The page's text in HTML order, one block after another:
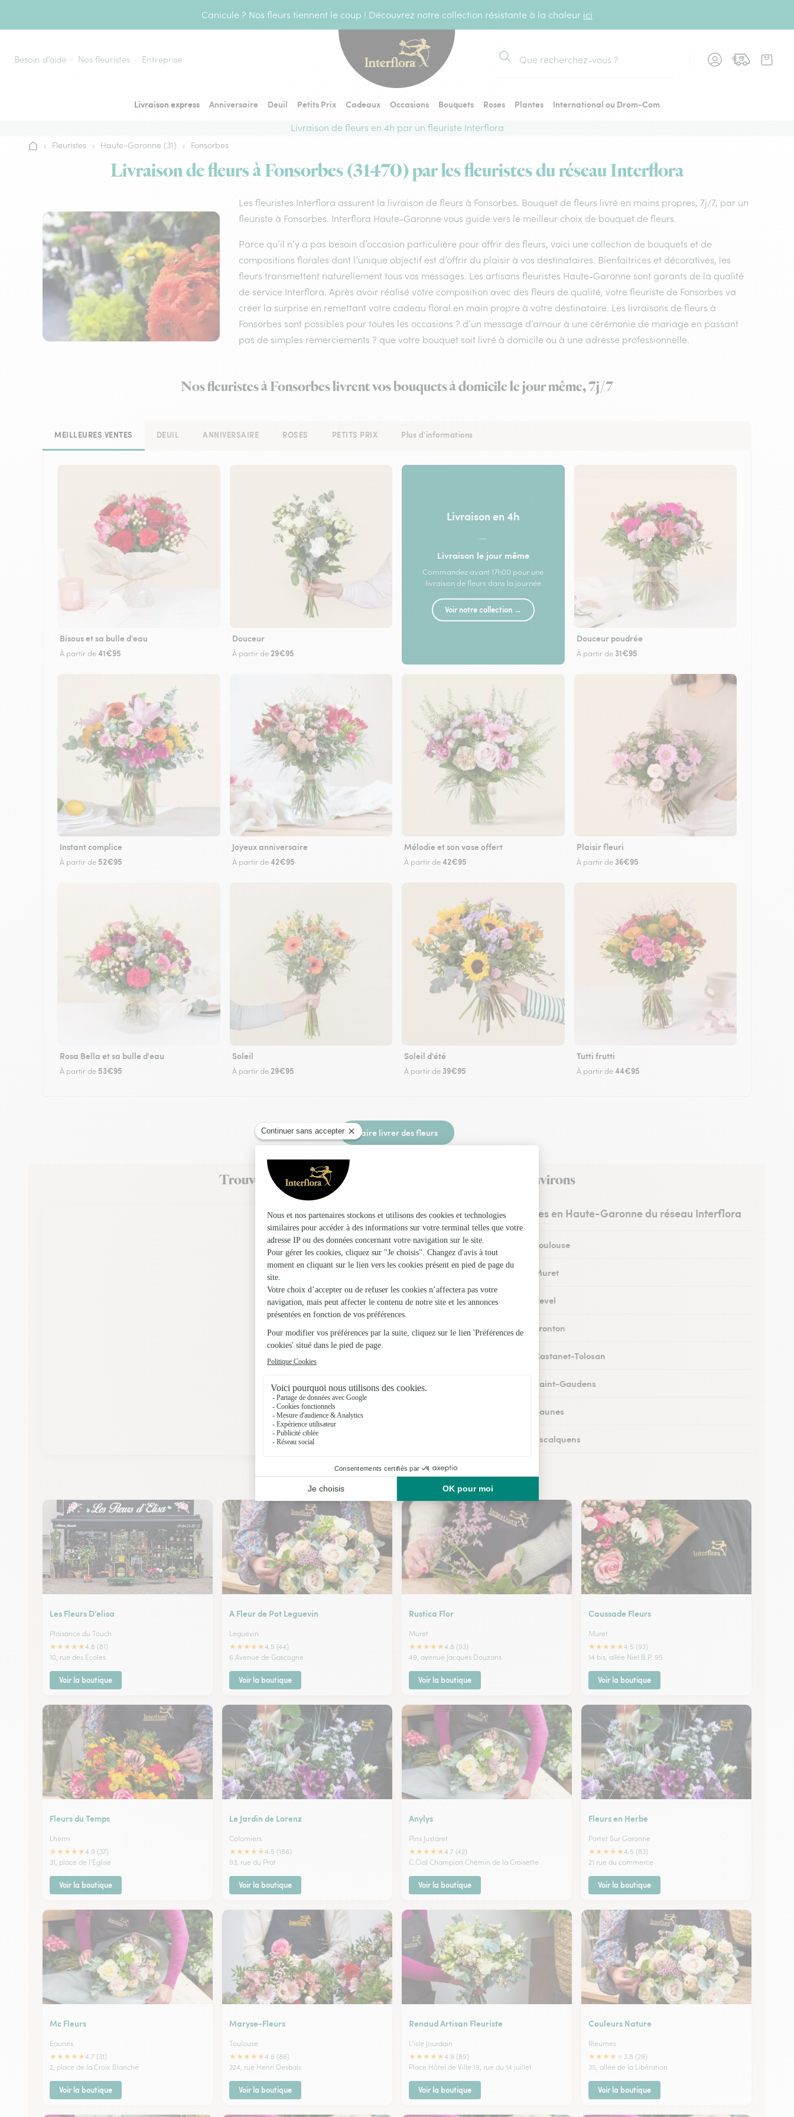
Canicule ? Nos fleurs tiennent le coup ! Découvrez notre collection résistante à la chaleur ici
Besoin d’aide Nos fleuristes Entreprise
Rechercher
Livraison express Anniversaire Deuil Petits Prix Cadeaux Occasions Bouquets Roses Plantes
International ou Drom-Com
Livraison de fleurs en 4h par un fleuriste Interflora
Accueil
› Fleuristes › Haute-Garonne (31) › Fonsorbes
Livraison de fleurs à Fonsorbes (31470) par les fleuristes du réseau Interflora
Les fleuristes Interflora assurent la livraison de fleurs à Fonsorbes. Bouquet de fleurs livré en mains propres, 7j/7, par un
fleuriste à Fonsorbes. Interflora Haute-Garonne vous guide vers le meilleur choix de bouquet de fleurs.
Parce qu’il n’y a pas besoin d’occasion particulière pour offrir des fleurs, voici une collection de bouquets et de
compositions florales dont l’unique objectif est d’offrir du plaisir à vos destinataires. Bienfaitrices et décoratives, les
fleurs transmettent naturellement tous vos messages. Les artisans fleuristes Haute-Garonne sont garants de la qualité
de service Interflora. Après avoir réalisé votre composition avec des fleurs de qualité, votre fleuriste de Fonsorbes va
créer la surprise en remettant votre cadeau floral en main propre à votre destinataire. Les livraisons de fleurs à
Fonsorbes sont possibles pour toutes les occasions ? d’un message d’amour à une cérémonie de mariage en passant
pas de simples remerciements ? que votre bouquet soit livré à domicile ou à une adresse professionnelle.
Nos fleuristes à Fonsorbes livrent vos bouquets à domicile le jour même, 7j/7
MEILLEURES VENTES DEUIL ANNIVERSAIRE ROSES PETITS PRIX Plus d'informations
Bisous et sa bulle d'eau
À partir de41€95
Douceur
À partir de 29€95
Livraison en 4h
—
Livraison le jour même
Commandez avant 17h00 pour une
livraison de fleurs dans la journée
Voir notre collection →
Douceur poudrée
À partir de 31€95
Instant complice
À partir de 52€95
Joyeux anniversaire
À partir de42€95
Mélodie et son vase offert
À partir de42€95
Plaisir fleuri
À partir de 36€95
Rosa Bella et sa bulle d'eau
À partir de 53€95
Soleil
À partir de 29€95
Soleil d'été
À partir de 39€95
Tutti frutti
À partir de44€95
Faire livrer des fleurs
Trouvez un fleuriste Interflora à Fonsorbes et dans ses environs
Les fleuristes en Haute-Garonne du réseau Interflora
Fleuristes à Toulouse
Fleuristes à Muret
Fleuristes à Revel
Fleuristes à Fronton
Fleuristes à Castanet-Tolosan
Fleuristes à Saint-Gaudens
Fleuristes à Eaunes
Fleuristes à Escalquens
Fleuristes à Colomiers
Nos fleuristes à Fonsorbes
Les Fleurs D’elisa
Plaisance du Touch
★★★★★4.8 (81)
10, rue des Ecoles
Voir la boutique
A Fleur de Pot Leguevin
Leguevin
★★★★★4.5 (44)
6 Avenue de Gascogne
Voir la boutique
Rustica Flor
Muret
★★★★★4.8 (93)
49, avenue Jacques Douzans
Voir la boutique
Caussade Fleurs
Muret
★★★★★4.5 (93)
14 bis, allée Niel B.P. 95
Voir la boutique
Fleurs du Temps
Lherm
★★★★★4.9 (37)
31, place de l'Eglise
Voir la boutique
Le Jardin de Lorenz
Colomiers
★★★★★4.5 (186)
93, rue du Prat
Voir la boutique
Anylys
Pins Justaret
★★★★★4.7 (42)
C.Cial Champion Chemin de la Croisette
Voir la boutique
Fleurs en Herbe
Portet Sur Garonne
★★★★★4.5 (83)
21 rue du commerce
Voir la boutique
Mc Fleurs
Eaunes
★★★★★4.7 (31)
2, place de la Croix Blanche
Voir la boutique
Maryse-Fleurs
Toulouse
★★★★★4.6 (86)
224, rue Henri Desbals
Voir la boutique
Renaud Artisan Fleuriste
L'isle Jourdain
★★★★★4.9 (89)
Place Hôtel de Ville 19, rue du 14 juillet
Voir la boutique
Couleurs Nature
Rieumes
★★★★
3.8 (29)
35, allée de la Libération
Voir la boutique